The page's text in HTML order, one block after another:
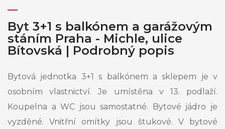
Byt 3+1 s balkónem a garážovým
stáním Praha - Michle, ulice
Bítovská | Podrobný popis
Bytová jednotka 3+1 s balkónem a sklepem je v
osobním vlastnictví. Je umístěna v 13. podlaží.
Koupelna a WC jsou samostatné. Bytové jádro je
vyzděné. Vnitřní omítky jsou štukové. V bytové